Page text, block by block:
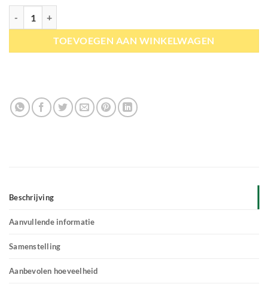
TOEVOEGEN AAN WINKELWAGEN
Beschrijving
Aanvullende informatie
Samenstelling
Aanbevolen hoeveelheid